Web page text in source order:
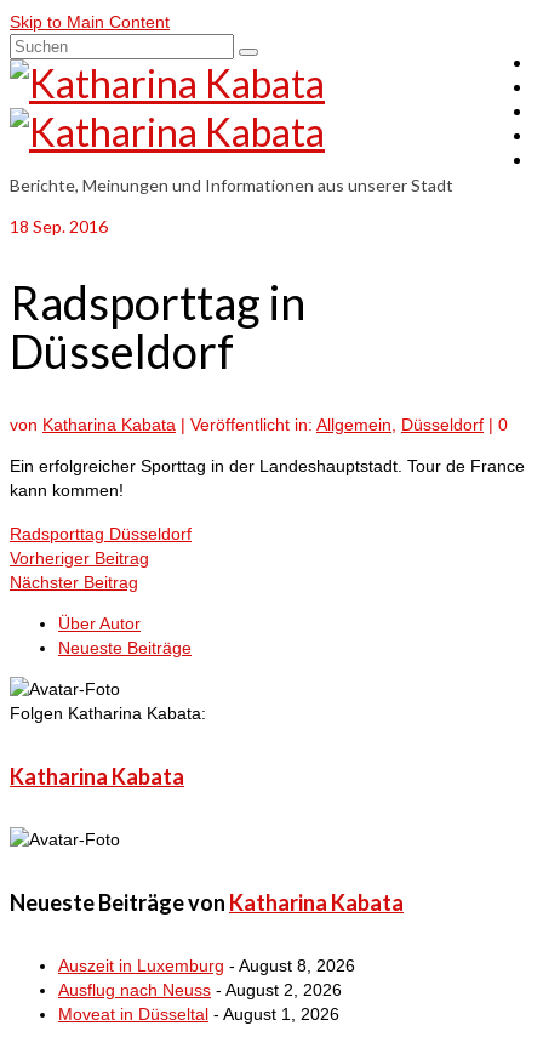
Skip to Main Content
Suchen
nach:
Berichte, Meinungen und Informationen aus unserer Stadt
18 Sep. 2016
Radsporttag in
Düsseldorf
von Katharina Kabata | Veröffentlicht in: Allgemein Düsseldorf | 0
Ein erfolgreicher Sporttag in der Landeshauptstadt. Tour de France
kann kommen!
Radsporttag Düsseldorf
Vorheriger Beitrag
Nächster Beitrag
Über Autor
Neueste Beiträge
Folgen Katharina Kabata:
Katharina Kabata
Neueste Beiträge von Katharina Kabata
Auszeit in Luxemburg - August 8, 2026
Ausflug nach Neuss - August 2, 2026
Moveat in Düsseltal - August 1, 2026